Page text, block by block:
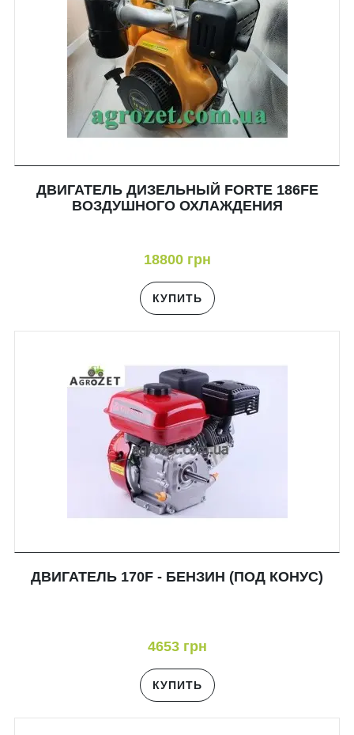
ДВИГАТЕЛЬ ДИЗЕЛЬНЫЙ FORTE 186FE
ВОЗДУШНОГО ОХЛАЖДЕНИЯ
18800 грн
КУПИТЬ
ДВИГАТЕЛЬ 170F - БЕНЗИН (ПОД КОНУС)
4653 грн
КУПИТЬ